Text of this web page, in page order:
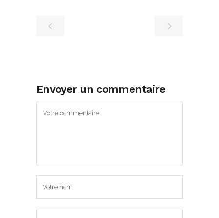
Envoyer un commentaire